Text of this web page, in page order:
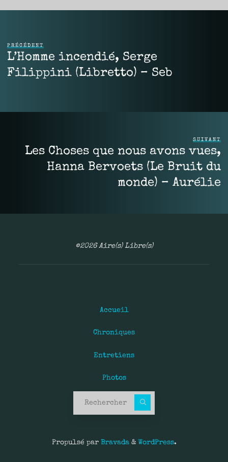
PRÉCÉDENT
L’Homme incendié, Serge
Filippini (Libretto) – Seb
SUIVANT
Les Choses que nous avons vues,
Hanna Bervoets (Le Bruit du
monde) – Aurélie
©2026 Aire(s) Libre(s)
Accueil
Chroniques
Entretiens
Photos
Propulsé parBravada& WordPress.